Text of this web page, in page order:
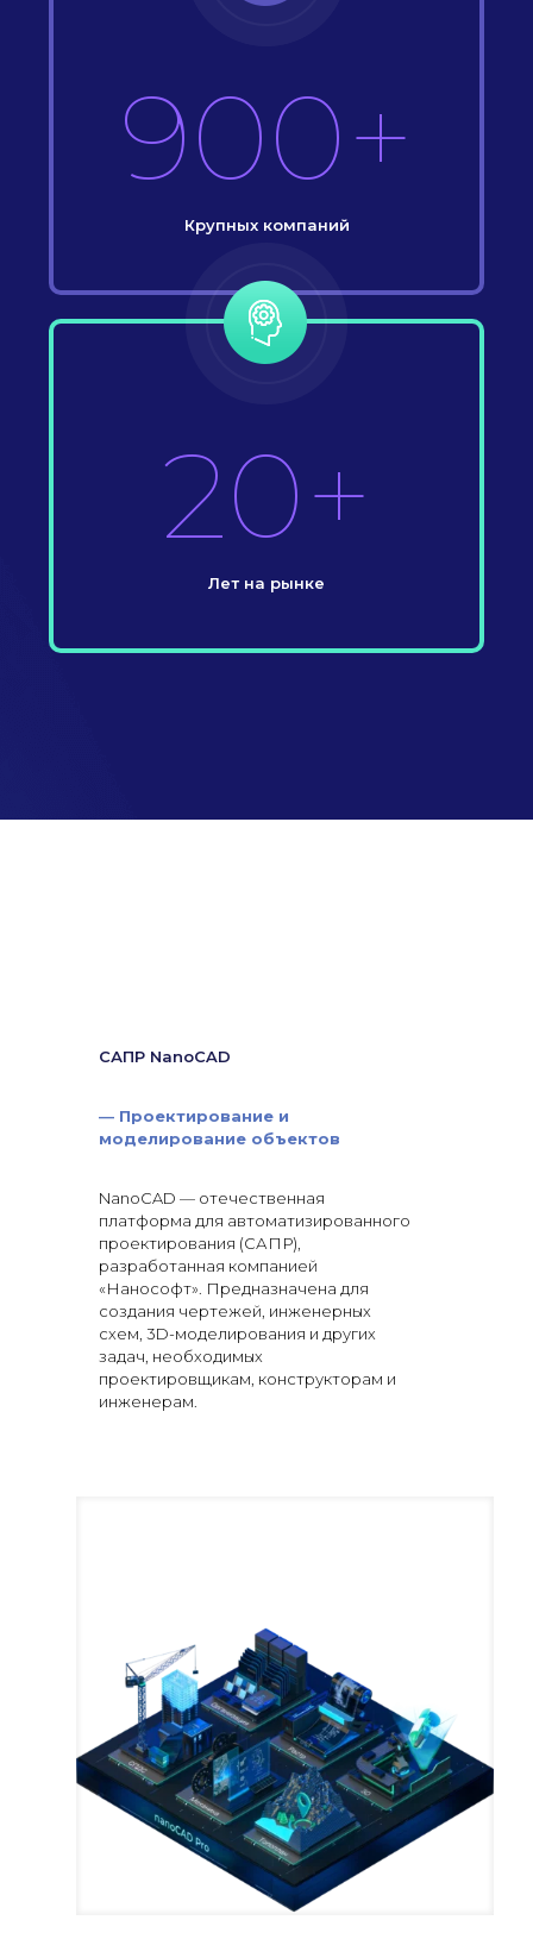
900+
Крупных компаний
20+
Лет на рынке
САПР NanoCAD
— Проектирование и
моделирование объектов
NanoCAD — отечественная
платформа для автоматизированного
проектирования (САПР),
разработанная компанией
«Нанософт». Предназначена для
создания чертежей, инженерных
схем, 3D-моделирования и других
задач, необходимых
проектировщикам, конструкторам и
инженерам.